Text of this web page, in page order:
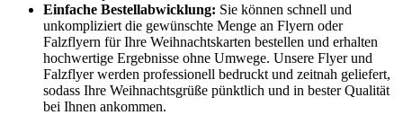
Einfache Bestellabwicklung: Sie können schnell und
unkompliziert die gewünschte Menge an Flyern oder
Falzflyern für Ihre Weihnachtskarten bestellen und erhalten
hochwertige Ergebnisse ohne Umwege. Unsere Flyer und
Falzflyer werden professionell bedruckt und zeitnah geliefert,
sodass Ihre Weihnachtsgrüße pünktlich und in bester Qualität
bei Ihnen ankommen.